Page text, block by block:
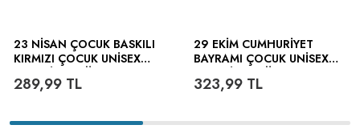
23 NISAN ÇOCUK BASKILI
KIRMIZI ÇOCUK UNISEX
289,99 TL
29 EKIM CUMHURIYET
BAYRAMI ÇOCUK UNISEX
323,99TL